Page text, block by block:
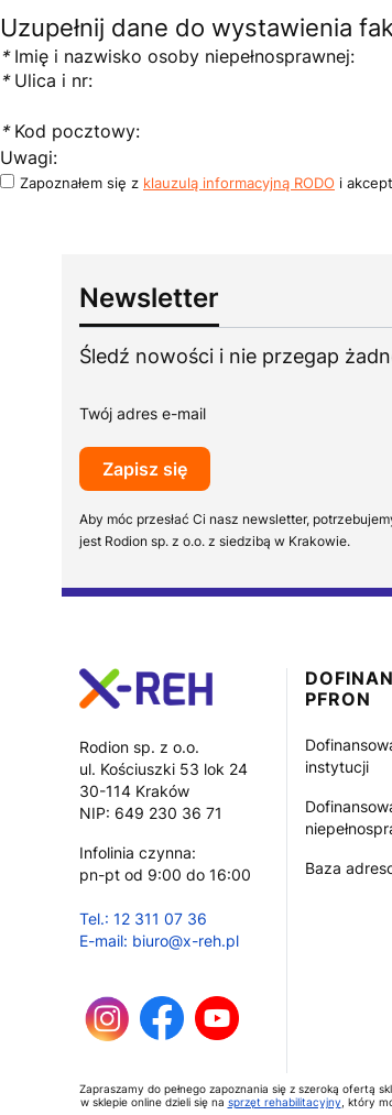
Uzupełnij dane do wystawienia
*Imię i nazwisko osoby niepełnosprawnej:
*Ulica i nr:
*Kod pocztowy:
Uwagi:
Zapoznałem się z klauzulą informacyjną RODO i
Newsletter
Śledź nowości i nie przegap
Twój adres e-mail
Zapisz się
Aby móc przesłać Ci nasz newsletter,
jest Rodion sp. z o.o. z siedzibą w Krakowie.
Rodion sp. z o.o.
ul. Kościuszki 53 lok 24
30-114 Kraków
NIP: 649 230 36 71
Infolinia czynna:
pn-pt od 9:00 do 16:00
Tel.: 12 311 07 36
E-mail: biuro@x-reh.pl
Linki
PFRON
instytucji
Baza
Zapraszamy do pełnego zapoznania się z szeroką ofertą
w sklepie online dzieli się na sprzęt rehabilitacyjny , który